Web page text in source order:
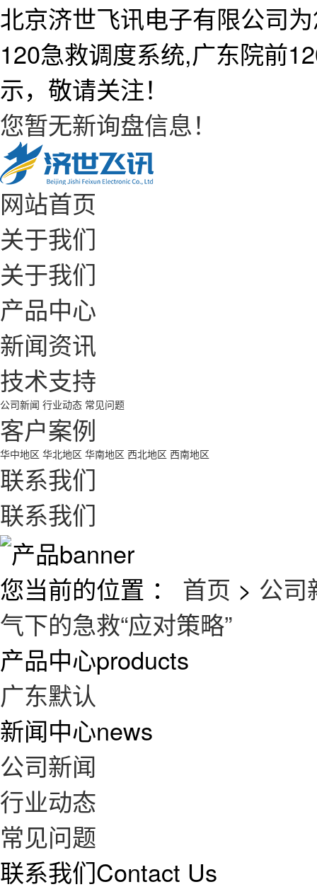
北京济世飞讯电子有限公司
120急救调度系统,广东院前
示，敬请关注！
您暂无新询盘信息！
网站首页
关于我们
关于我们
产品中心
新闻资讯
技术支持
公司新闻 行业动态 常见问题
客户案例
华中地区 华北地区 华南地区 西北地区 西南地区
联系我们
联系我们
您当前的位置 ： 首页 > 公司
气下的急救“应对策略”
产品中心products
广东默认
新闻中心news
公司新闻
行业动态
常见问题
联系我们Contact Us